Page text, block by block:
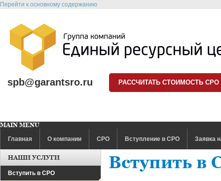
Перейти к основному содержанию
spb@garantsro.ru РАССЧИТАТЬ СТОИМОСТЬ СРО
MAIN MENU
Главная
О компании СРО Вступление в СРО Заявка
Вступить в
НАШИ УСЛУГИ
Вступить в СРО